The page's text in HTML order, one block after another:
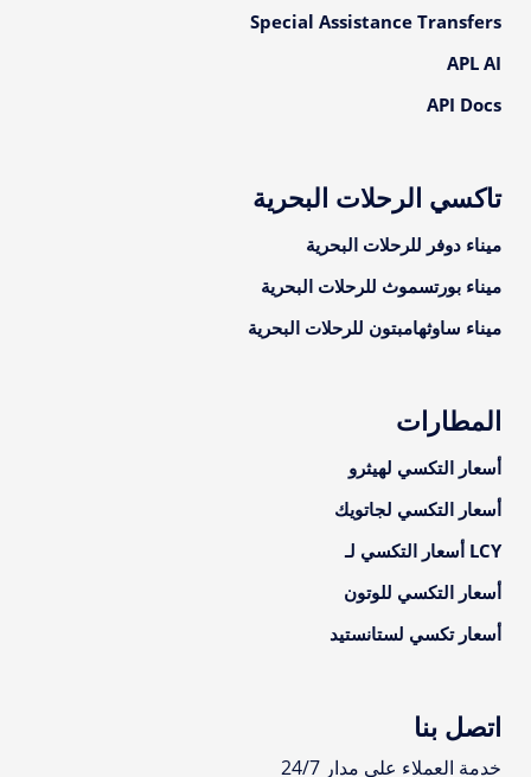
Special Assistance Transfers
APL AI
API Docs
تاكسي الرحلات البحرية
ميناء دوفر للرحلات البحرية
ميناء بورتسموث للرحلات البحرية
ميناء ساوثهامبتون للرحلات البحرية
المطارات
أسعار التكسي لهيثرو
أسعار التكسي لجاتويك
LCY أسعار التكسي لـ
أسعار التكسي للوتون
أسعار تكسي لستانستيد
اتصل بنا
خدمة العملاء على مدار 24/7